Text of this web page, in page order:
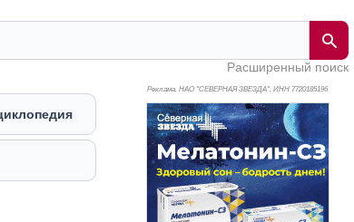
Расширенный поиск
Реклама. НАО "СЕВЕРНАЯ ЗВЕЗДА", ИНН 7720185196